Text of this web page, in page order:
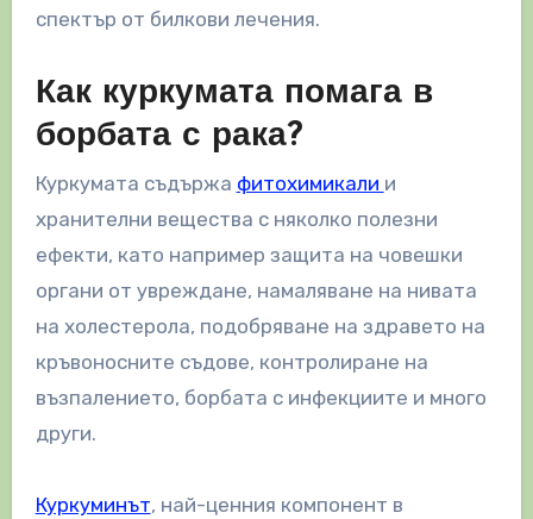
спектър от билкови лечения.
Как куркумата помага в
борбата с рака?
Куркумата съдържа фитохимикали и
хранителни вещества с няколко полезни
ефекти, като например защита на човешки
органи от увреждане, намаляване на нивата
на холестерола, подобряване на здравето на
кръвоносните съдове, контролиране на
възпалението, борбата с инфекциите и много
други.
Куркуминът, най-ценния компонент в